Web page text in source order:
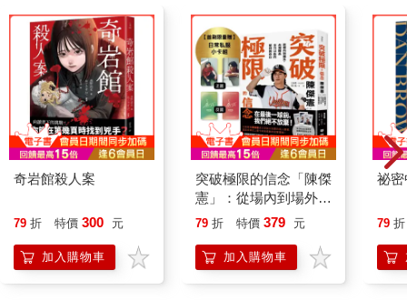
談，那些身影被留在一張張建築史頁裡的黑白相片，各自英雄也
各自不朽著。
老徐自小學習古典鋼琴，原本應該是一位在演奏台上英姿煥發的
白馬王子，可自從進了那個教他要勇敢做自己的建築學院後，白
馬王子就被徹底解構再從反骨裡長出一個全新的浪子。他開始喜
歡有毛邊的音樂，也讓自己原本被裁剪得一絲不苟的性格長出毛
邊，柔軟如一張張被隨性撕開的棉紙，也鏗鏘如落在銀盤上的鋼
珠。有時流洩如瀑、有時像冰山，在他身上我見到不斷進化的流
動生命，也感受到那種在探究設計可能性時，如石像一般的堅毅
精神。張牙舞爪的音符在這個建築怪客的手裡，也早已超出了樂
譜上那五條只能平行的直線，我總能在他的建築作品裡，聽見幽
微晦澀的樂音；也在他不從眾的琴聲裡，看見不斷崩塌又不斷拔
起的高塔。
奇岩館殺人案
79 折 特價 300 元
加入購物車
突破極限的信念「陳傑
憲」：從場內到場外，
台灣隊長全力以赴的堅
「日常私服小卡組」）
79 折 特價 379 元
加入購物車
祕
79 折